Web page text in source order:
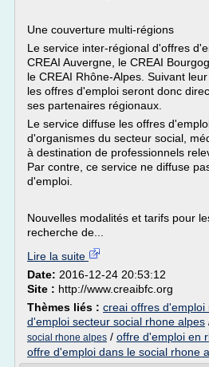
Une couverture multi-régions
Le service inter-régional d'offres
CREAI Auvergne, le CREAI
le CREAI Rhône-Alpes. Suivant
les offres d'emploi seront donc
ses partenaires régionaux.
Le service diffuse les offres
d'organismes du secteur social,
à destination de professionnels
Par contre, ce service ne diffuse
d'emploi.
Nouvelles modalités et tarifs pour
recherche de...
Lire la suite
Date: 2016-12-24 20:53:12
Site : http://www.creaibfc.org
Thèmes liés : creai offres d'emploi
d'emploi secteur social rhone alpes
social rhone alpes / offre d'emploi en
offre d'emploi dans le social rhone